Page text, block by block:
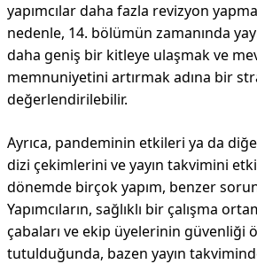
yapımcılar daha fazla revizyon
nedenle, 14. bölümün zamanında
daha geniş bir kitleye ulaşmak ve
memnuniyetini artırmak adına bir
değerlendirilebilir.
Ayrıca, pandeminin etkileri ya da
dizi çekimlerini ve yayın takvimini
dönemde birçok yapım, benzer
Yapımcıların, sağlıklı bir çalışma
çabaları ve ekip üyelerinin güvenliği
tutulduğunda, bazen yayın